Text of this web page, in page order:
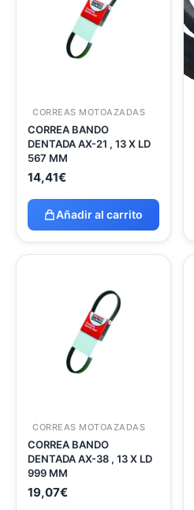
CORREAS MOTOAZADAS
CORREA BANDO
DENTADA AX-21 , 13 X LD
567 MM
14,41€
Añadir al carrito
CORREAS MOTOAZADAS
CORREA BANDO
DENTADA AX-38 , 13 X LD
999 MM
19,07€